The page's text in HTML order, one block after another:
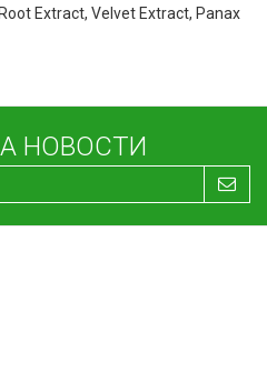
Extract, Velvet Extract, Panax
НОВОСТИ